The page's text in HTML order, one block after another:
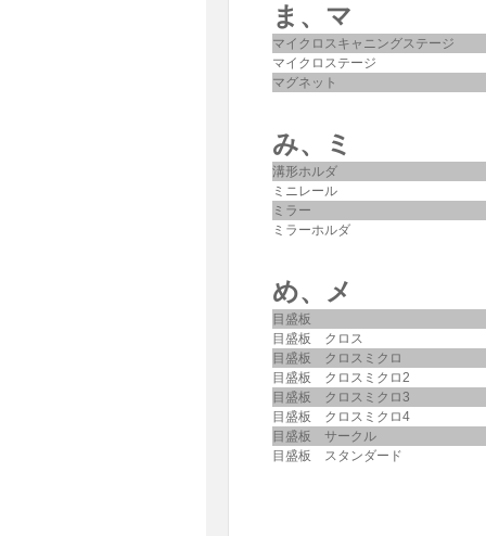
ま、マ
マイクロスキャニングステージ
マイクロステージ
マグネット
み、ミ
溝形ホルダ
ミニレール
ミラー
ミラーホルダ
め、メ
目盛板
目盛板 クロス
目盛板 クロスミクロ
目盛板 クロスミクロ2
目盛板 クロスミクロ3
目盛板 クロスミクロ4
目盛板 サークル
目盛板 スタンダード